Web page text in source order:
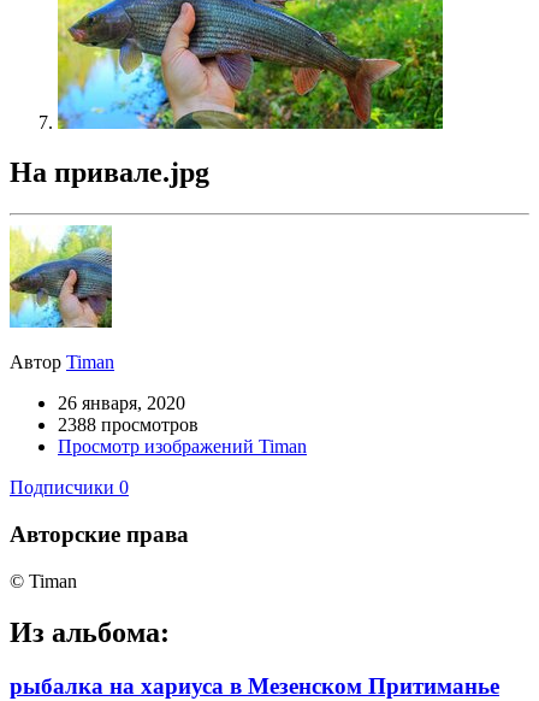
На привале.jpg
Автор Timan
26 января, 2020
2388 просмотров
Просмотр изображений Timan
Подписчики 0
Авторские права
© Timan
Из альбома:
рыбалка на хариуса в Мезенском Притиманье